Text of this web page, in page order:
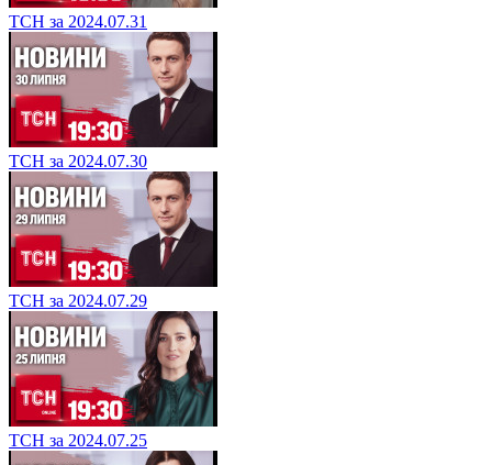
ТСН за 2024.07.31
ТСН за 2024.07.30
ТСН за 2024.07.29
ТСН за 2024.07.25